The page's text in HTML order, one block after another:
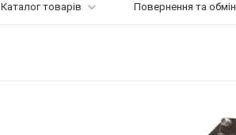
Каталог товарів Повернення та обмін